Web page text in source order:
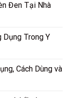
Đen Tại Nhà
Dụng Trong Y
Cách Dùng và